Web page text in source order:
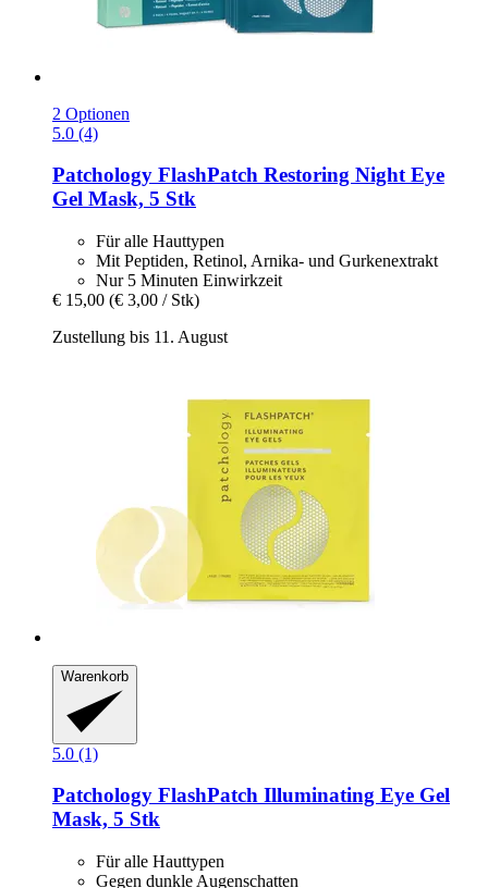
2 Optionen
5.0 (4)
Patchology FlashPatch Restoring Night Eye
Gel Mask, 5 Stk
Für alle Hauttypen
Mit Peptiden, Retinol, Arnika- und Gurkenextrakt
Nur 5 Minuten Einwirkzeit
€ 15,00 (€ 3,00 / Stk)
Zustellung bis 11. August
Warenkorb
5.0 (1)
Patchology FlashPatch Illuminating Eye Gel
Mask, 5 Stk
Für alle Hauttypen
Gegen dunkle Augenschatten